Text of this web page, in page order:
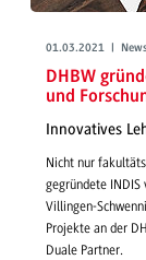
01.03.2021 |
DHBW
und
Innovatives
Nicht nur
gegründete
Villingen-
Projekte an der
Duale Partner.